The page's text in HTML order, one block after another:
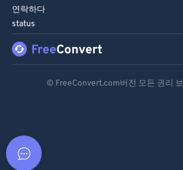
연락하다
status
© FreeConvert.com버전 모든 권리